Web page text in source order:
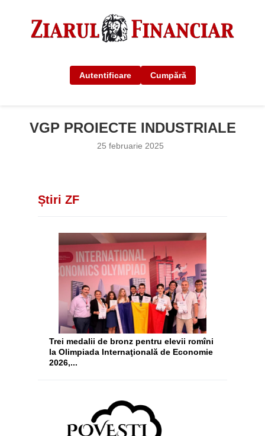
Autentificare Cumpără
VGP PROIECTE INDUSTRIALE
25 februarie 2025
Știri ZF
Trei medalii de bronz pentru elevii romîni
la Olimpiada Internaţională de Economie
2026,...